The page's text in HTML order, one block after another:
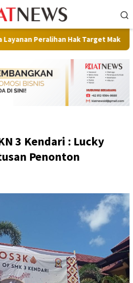
Hak Target Maksimal 10 Hari di 15
3 Kendari : Lucky
Penonton